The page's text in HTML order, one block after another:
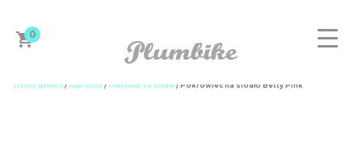
0
Strona główna / Akcesoria / Pokrowce na siodła / Pokrowiec na siodło Betty Pink